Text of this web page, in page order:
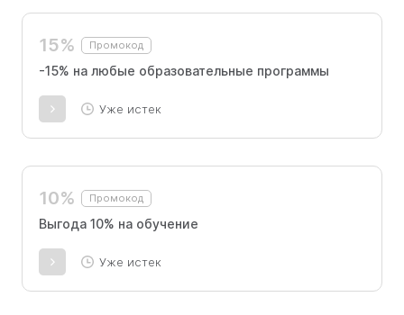
15% Промокод
-15% на любые образовательные программы
Уже истек
10% Промокод
Выгода 10% на обучение
Уже истек